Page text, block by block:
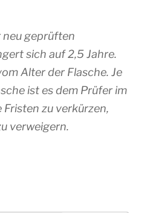
neu geprüften
sich auf 2,5 Jahre.
Alter der Flasche. Je
ist es dem Prüfer im
Fristen zu verkürzen,
verweigern.